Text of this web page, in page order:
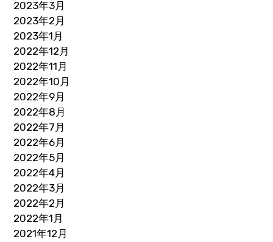
2023年3月
2023年2月
2023年1月
2022年12月
2022年11月
2022年10月
2022年9月
2022年8月
2022年7月
2022年6月
2022年5月
2022年4月
2022年3月
2022年2月
2022年1月
2021年12月